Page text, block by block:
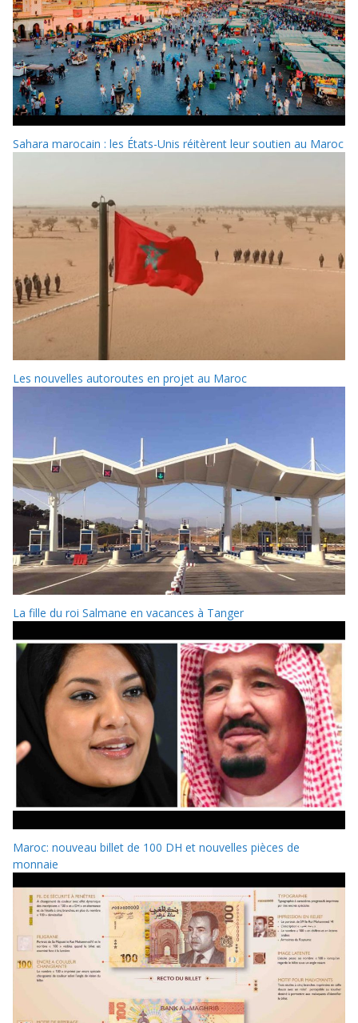
Sahara marocain : les États-Unis réitèrent leur soutien au Maroc
Les nouvelles autoroutes en projet au Maroc
La fille du roi Salmane en vacances à Tanger
Maroc: nouveau billet de 100 DH et nouvelles pièces de
monnaie